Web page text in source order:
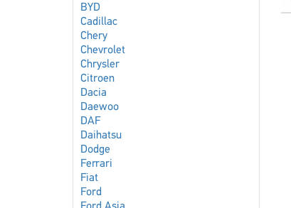
BYD
Cadillac
Chery
Chevrolet
Chrysler
Citroen
Dacia
Daewoo
DAF
Daihatsu
Dodge
Ferrari
Fiat
Ford